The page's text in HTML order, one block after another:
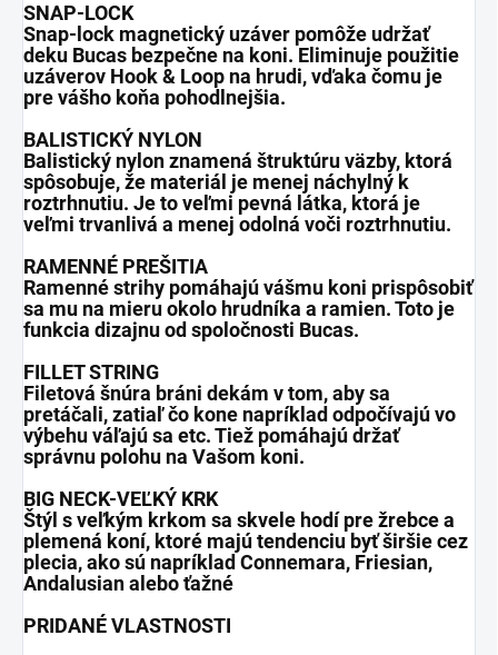
SNAP-LOCK
Snap-lock magnetický uzáver pomôže udržať
deku Bucas bezpečne na koni. Eliminuje použitie
uzáverov Hook & Loop na hrudi, vďaka čomu je
pre vášho koňa pohodlnejšia.
BALISTICKÝ NYLON
Balistický nylon znamená štruktúru väzby, ktorá
spôsobuje, že materiál je menej náchylný k
roztrhnutiu. Je to veľmi pevná látka, ktorá je
veľmi trvanlivá a menej odolná voči roztrhnutiu.
RAMENNÉ PREŠITIA
Ramenné strihy pomáhajú vášmu koni prispôsobiť
sa mu na mieru okolo hrudníka a ramien. Toto je
funkcia dizajnu od spoločnosti Bucas.
FILLET STRING
Filetová šnúra bráni dekám v tom, aby sa
pretáčali, zatiaľ čo kone napríklad odpočívajú vo
výbehu váľajú sa etc. Tiež pomáhajú držať
správnu polohu na Vašom koni.
BIG NECK-VEĽKÝ KRK
Štýl s veľkým krkom sa skvele hodí pre žrebce a
plemená koní, ktoré majú tendenciu byť širšie cez
plecia, ako sú napríklad Connemara, Friesian,
Andalusian alebo ťažné
PRIDANÉ VLASTNOSTI